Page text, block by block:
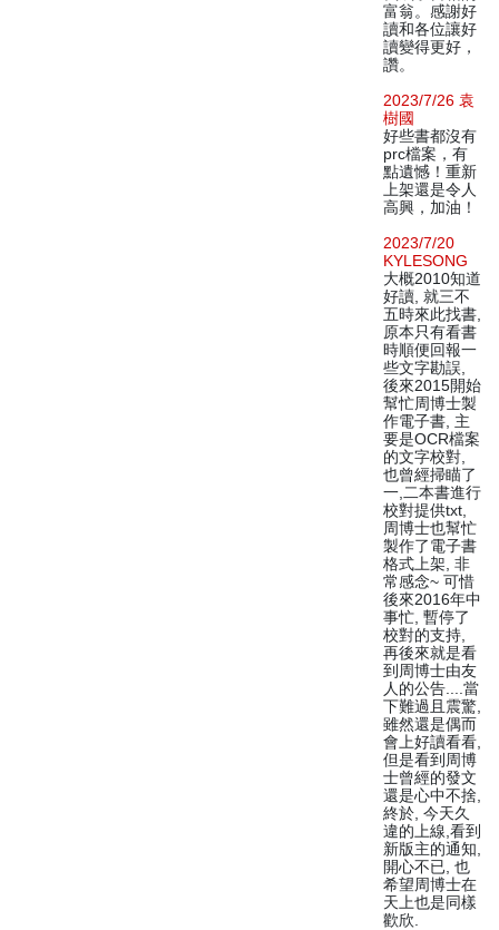
富翁。感謝好
讀和各位讓好
讀變得更好，
讚。
2023/7/26 袁
樹國
好些書都沒有
prc檔案，有
點遺憾！重新
上架還是令人
高興，加油！
2023/7/20
KYLESONG
大概2010知道
好讀, 就三不
五時來此找書,
原本只有看書
時順便回報一
些文字勘誤,
後來2015開始
幫忙周博士製
作電子書, 主
要是OCR檔案
的文字校對,
也曾經掃瞄了
一,二本書進行
校對提供txt,
周博士也幫忙
製作了電子書
格式上架, 非
常感念~ 可惜
後來2016年中
事忙, 暫停了
校對的支持,
再後來就是看
到周博士由友
人的公告....當
下難過且震驚,
雖然還是偶而
會上好讀看看,
但是看到周博
士曾經的發文
還是心中不捨,
終於, 今天久
違的上線,看到
新版主的通知,
開心不已, 也
希望周博士在
天上也是同樣
歡欣.